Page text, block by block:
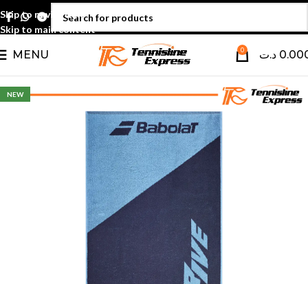
Skip to navigation
Skip to main content
MENU 0 د.ت
NEW